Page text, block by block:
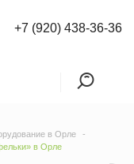
+7 (920) 438-36-36
в Орле
в Орле